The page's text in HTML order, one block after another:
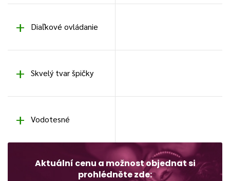
Diaľkové ovládanie
Skvelý tvar špičky
Vodotesné
Aktuální cenu a možnost objednat si
prohlédněte zde: